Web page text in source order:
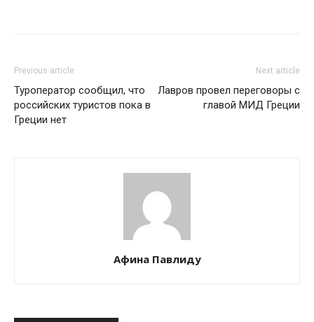
Previous article
Туроператор сообщил, что
российских туристов пока в
Греции нет
Next article
Лавров провел переговоры с
главой МИД Греции
Афина Павлиду